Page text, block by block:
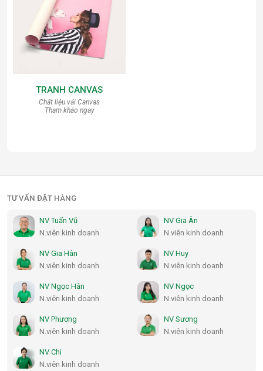
TRANH CANVAS
Chất liệu vải Canvas
Tham khảo ngay
TƯ VẤN ĐẶT HÀNG
NV Tuấn Vũ
N.viên kinh doanh
NV Gia Ân
N.viên kinh doanh
NV Gia Hân
N.viên kinh doanh
NV Huy
N.viên kinh doanh
NV Ngọc Hân
N.viên kinh doanh
NV Ngọc
N.viên kinh doanh
NV Phương
N.viên kinh doanh
NV Sương
N.viên kinh doanh
NV Chi
N.viên kinh doanh